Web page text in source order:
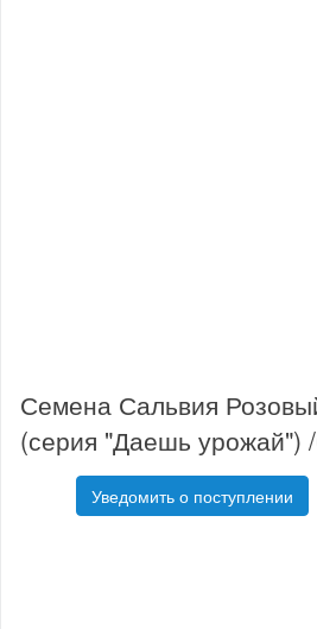
Семена Сальвия
(серия "Даешь урожай")
Уведомить о поступлении